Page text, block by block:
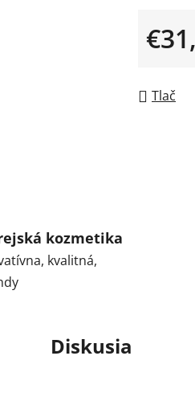
Tlač
kozmetika
kvalitná,
Diskusia